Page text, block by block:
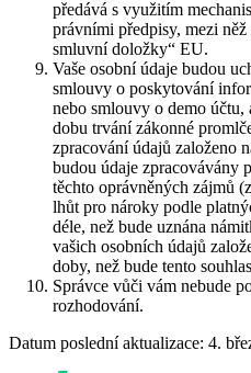
předává s využitím
právními předpisy, mezi
smluvní doložky“ EU.
Vaše osobní údaje budou
smlouvy o poskytování
nebo smlouvy o demo
dobu trvání zákonné
zpracování údajů založeno
budou údaje zpracovávány
těchto oprávněných zájmů
lhůt pro nároky podle
déle, než bude uznána
vašich osobních údajů
doby, než bude tento
Správce vůči vám nebude
rozhodování.
Datum poslední aktualizace: 4.